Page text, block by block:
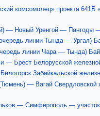
комсомолец» проекта 641Б
— Новый Уренгой —
линии Тында — Ургал)
линии Чара — Тында)
— Брест Белорусской
Забайкальской
— Вагай Свердловской
— Симферополь —